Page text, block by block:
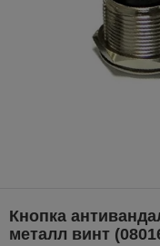
Кнопка
металл винт